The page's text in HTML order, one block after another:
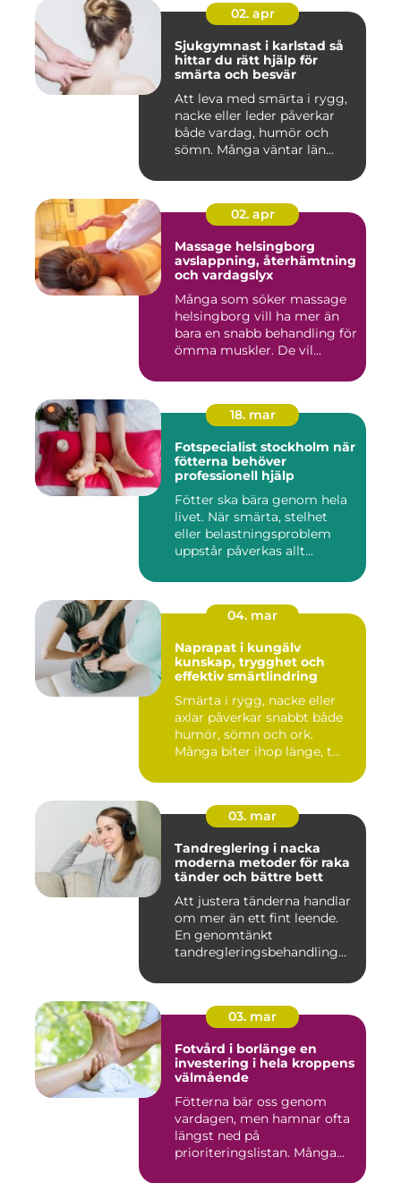
02. apr
Sjukgymnast i karlstad så
hittar du rätt hjälp för
smärta och besvär
Att leva med smärta i rygg,
nacke eller leder påverkar
både vardag, humör och
sömn. Många väntar län...
02. apr
Massage helsingborg
avslappning, återhämtning
och vardagslyx
Många som söker massage
helsingborg vill ha mer än
bara en snabb behandling för
ömma muskler. De vil...
18. mar
Fotspecialist stockholm när
fötterna behöver
professionell hjälp
Fötter ska bära genom hela
livet. När smärta, stelhet
eller belastningsproblem
uppstår påverkas allt...
04. mar
Naprapat i kungälv
kunskap, trygghet och
effektiv smärtlindring
Smärta i rygg, nacke eller
axlar påverkar snabbt både
humör, sömn och ork.
Många biter ihop länge, t...
03. mar
Tandreglering i nacka
moderna metoder för raka
tänder och bättre bett
Att justera tänderna handlar
om mer än ett fint leende.
En genomtänkt
tandregleringsbehandling
03. mar
Fotvård i borlänge en
investering i hela kroppens
välmående
Fötterna bär oss genom
vardagen, men hamnar ofta
längst ned på
prioriteringslistan. Många